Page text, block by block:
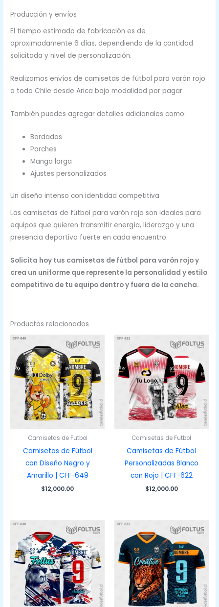
Producción y envíos
El tiempo estimado de fabricación es de
aproximadamente 6 días, dependiendo de la cantidad
solicitada y nivel de personalización.
Realizamos envíos de camisetas de fútbol para varón rojo
a todo Chile desde Arica bajo modalidad por pagar.
También puedes agregar detalles adicionales como:
Bordados
Parches
Manga larga
Ajustes personalizados
Un diseño intenso con identidad competitiva
Las camisetas de fútbol para varón rojo son ideales para
equipos que quieren transmitir energía, liderazgo y una
presencia deportiva fuerte en cada encuentro.
Solicita hoy tus camisetas de fútbol para varón rojo y
crea un uniforme que represente la personalidad y estilo
competitivo de tu equipo dentro y fuera de la cancha.
Productos relacionados
Camisetas de Futbol
Camisetas de Fútbol
con Diseño Negro y
Amarillo | CFF-649
$12,000.00
Camisetas de Futbol
Camisetas de Fútbol
Personalizadas Blanco
con Rojo | CFF-622
$12,000.00